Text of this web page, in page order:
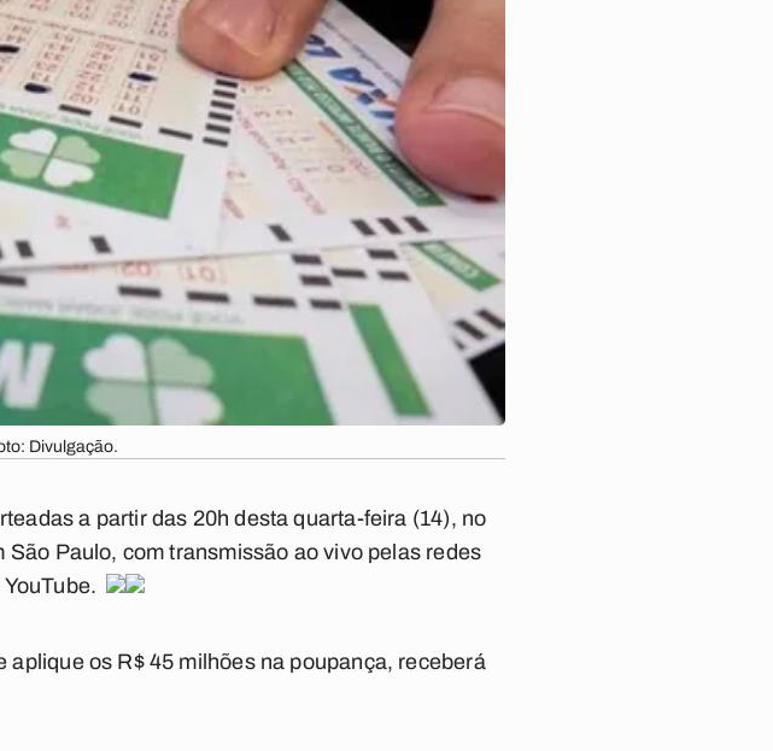
Divulgação.
a partir das 20h desta quarta-feira (14), no
Paulo, com transmissão ao vivo pelas redes
YouTube.
os R$ 45 milhões na poupança, receberá